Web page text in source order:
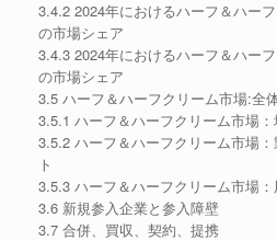
3.4.2 2024年におけるハーフ＆ハー
の市場シェア
3.4.3 2024年におけるハーフ＆ハー
の市場シェア
3.5 ハーフ＆ハーフクリーム市場:全
3.5.1 ハーフ＆ハーフクリーム市場
3.5.2 ハーフ＆ハーフクリーム市場
ト
3.5.3 ハーフ＆ハーフクリーム市場
3.6 新規参入企業と参入障壁
3.7 合併、買収、契約、提携